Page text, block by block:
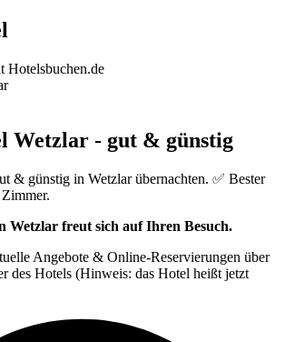
Wetzlar - gut & günstig
& günstig in Wetzlar übernachten. ✅ Bester
Wetzlar freut sich auf Ihren Besuch.
Angebote & Online-Reservierungen über
des Hotels (Hinweis: das Hotel heißt jetzt